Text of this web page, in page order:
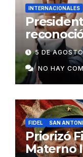
INTERNACIONALES
5 DE
NO HAY
FIDEL SAN
Priorizó
Materno